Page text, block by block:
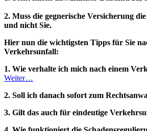
2. Muss die gegnerische Versicherung
und nicht Sie.
Hier nun die wichtigsten Tipps für Sie
Verkehrsunfall:
1. Wie verhalte ich mich nach einem
Weiter…
2. Soll ich danach sofort zum
3. Gilt das auch für eindeutige